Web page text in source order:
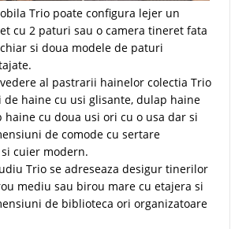
Trio poate configura lejer un
cu 2 paturi sau o camera tineret fata
si doua modele de paturi
al pastrarii hainelor colectia Trio
haine cu usi glisante, dulap haine
haine cu doua usi ori cu o usa dar si
de comode cu sertare
cuier modern.
Trio se adreseaza desigur tinerilor
mediu sau birou mare cu etajera si
de biblioteca ori organizatoare